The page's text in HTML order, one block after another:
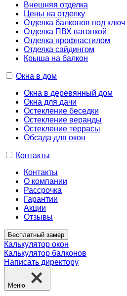
Внешняя отделка
Цены на отделку
Отделка балконов под ключ
Отделка ПВХ вагонкой
Отделка профнастилом
Отделка сайдингом
Крыша на балкон
Окна в дом
Окна в деревянный дом
Окна для дачи
Остекление беседки
Остекление веранды
Остекление террасы
Обсада для окон
Контакты
Контакты
О компании
Рассрочка
Гарантии
Акции
Отзывы
Бесплатный замер
Калькулятор окон
Калькулятор балконов
Написать директору
Меню